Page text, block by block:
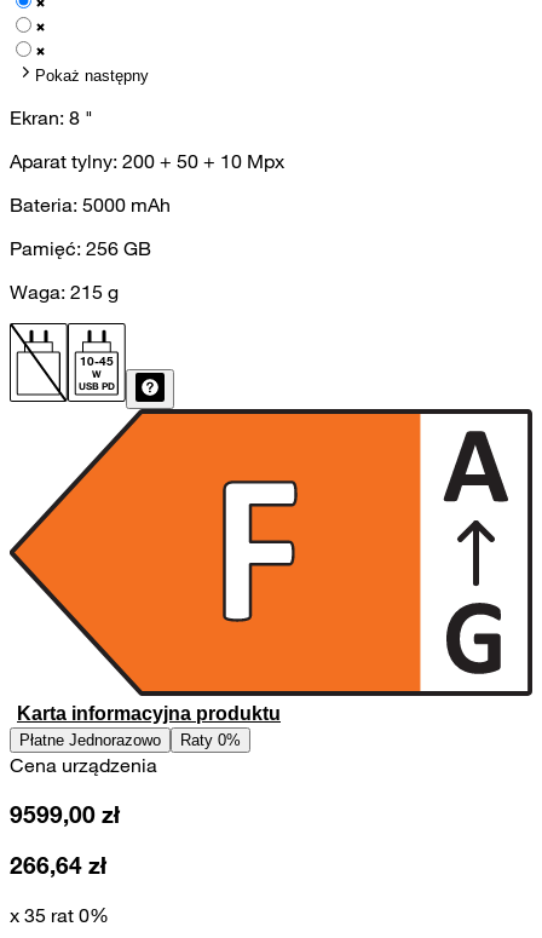
Pokaż następny
Ekran: 8 "
Aparat tylny: 200 + 50 + 10 Mpx
Bateria: 5000 mAh
Pamięć: 256 GB
Waga: 215 g
10-45
W
USB PD
Karta informacyjna produktu
Płatne Jednorazowo Raty 0%
Cena urządzenia
9599,00 zł
266,64 zł
x 35 rat 0%